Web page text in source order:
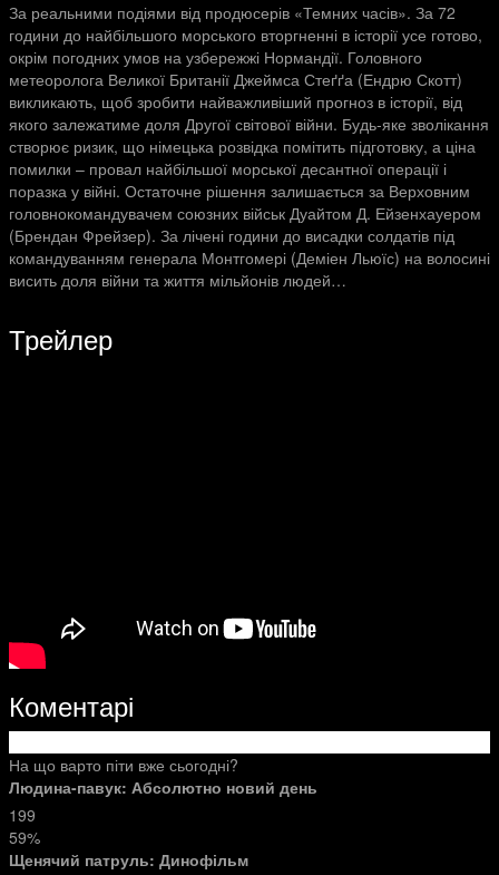
За реальними подіями від продюсерів «Темних часів». За 72
години до найбільшого морського вторгненні в історії усе готово,
окрім погодних умов на узбережжі Нормандії. Головного
метеоролога Великої Британії Джеймса Стеґґа (Ендрю Скотт)
викликають, щоб зробити найважливіший прогноз в історії, від
якого залежатиме доля Другої світової війни. Будь-яке зволікання
створює ризик, що німецька розвідка помітить підготовку, а ціна
помилки – провал найбільшої морської десантної операції і
поразка у війні. Остаточне рішення залишається за Верховним
головнокомандувачем союзних військ Дуайтом Д. Ейзенхауером
(Брендан Фрейзер). За лічені години до висадки солдатів під
командуванням генерала Монтгомері (Деміен Льюїс) на волосині
висить доля війни та життя мільйонів людей…
Трейлер
Коментарі
На що варто піти вже сьогодні?
Людина-павук: Абсолютно новий день
199
59%
Щенячий патруль: Динофільм